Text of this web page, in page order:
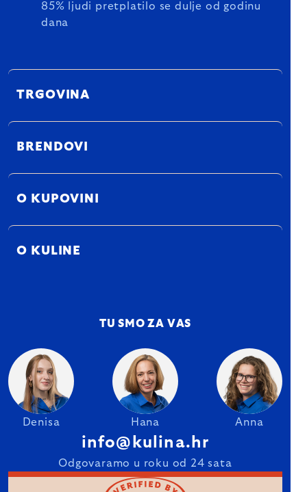
85% ljudi pretplatilo se dulje od godinu
dana
TRGOVINA
BRENDOVI
O KUPOVINI
O KULINE
TU SMO ZA VAS
Denisa Hana Anna
info@kulina.hr
Odgovaramo u roku od 24 sata